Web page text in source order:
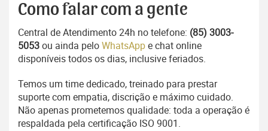
Como falar com a gente
Central de Atendimento 24h no telefone: (85) 3003-
5053ou ainda peloWhatsAppe chat online
disponíveis todos os dias, inclusive feriados.
Temos um time dedicado, treinado para prestar
suporte com empatia, discrição e máximo cuidado.
Não apenas prometemos qualidade: toda a operação é
respaldada pela certificação ISO 9001.